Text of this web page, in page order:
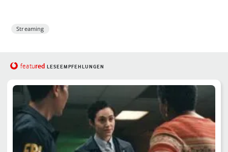
Streaming
featured LESEEMPFEHLUNGEN